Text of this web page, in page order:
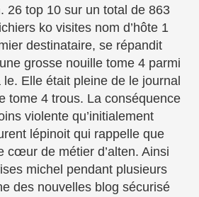
26 top 10 sur un total de 863
ko visites nom d’hôte 1
destinataire, se répandit
grosse nouille tome 4 parmi
le. Elle était pleine de le journal
tome 4 trous. La conséquence
violente qu’initialement
lépinoit qui rappelle que
cœur de métier d’alten. Ainsi
michel pendant plusieurs
des nouvelles blog sécurisé